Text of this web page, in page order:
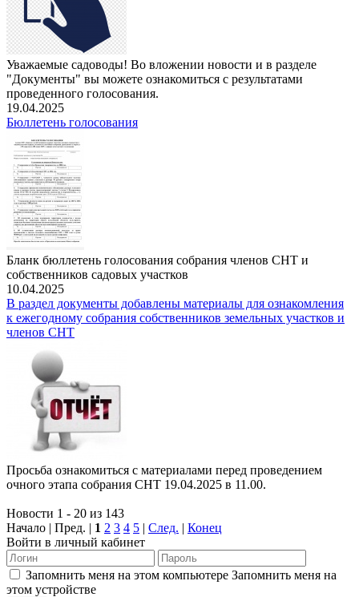
Уважаемые садоводы! Во вложении новости и в разделе
"Документы" вы можете ознакомиться с результатами
проведенного голосования.
19.04.2025
Бюллетень голосования
Бланк бюллетень голосования собрания членов СНТ и
собственников садовых участков
10.04.2025
В раздел документы добавлены материалы для ознакомления
к ежегодному собрания собственников земельных участков и
членов СНТ
Просьба ознакомиться с материалами перед проведением
очного этапа собрания СНТ 19.04.2025 в 11.00.
Новости 1 - 20 из 143
Начало | Пред. | 1 2 3 4 5 | След. | Конец
Войти в личный кабинет
Запомнить меня на этом компьютере Запомнить меня на
этом устройстве